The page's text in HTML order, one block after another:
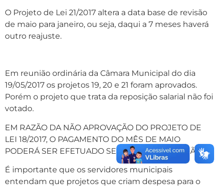
O Projeto de Lei 21/2017 altera a data base de revisão
de maio para janeiro, ou seja, daqui a 7 meses haverá
outro reajuste.
Em reunião ordinária da Câmara Municipal do dia
19/05/2017 os projetos 19, 20 e 21 foram aprovados.
Porém o projeto que trata da reposição salarial não foi
votado.
EM RAZÃO DA NÃO APROVAÇÃO DO PROJETO DE
LEI 18/2017, O PAGAMENTO DO MÊS DE MAIO
PODERÁ SER EFETUADO SEM A DEVIDA REVISÃO.
É importante que os servidores municipais
entendam que projetos que criam despesa para o